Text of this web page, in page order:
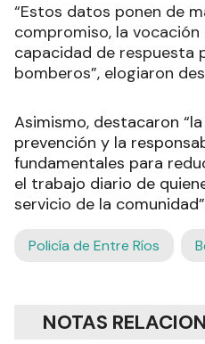
“Estos datos ponen de
compromiso, la
capacidad de respuesta
bomberos”, elogiaron
Asimismo, destacaron
prevención y la
fundamentales para
el trabajo diario de
servicio de la
Policía de Entre Ríos
NOTAS